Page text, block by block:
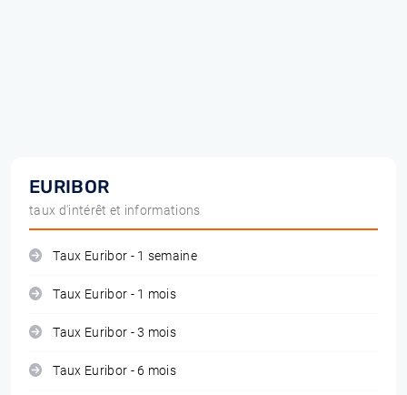
EURIBOR
taux d'intérêt et informations
Taux Euribor - 1 semaine
Taux Euribor - 1 mois
Taux Euribor - 3 mois
Taux Euribor - 6 mois